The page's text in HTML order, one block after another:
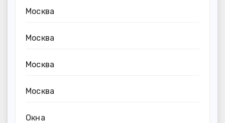
Москва
Москва
Москва
Москва
Окна